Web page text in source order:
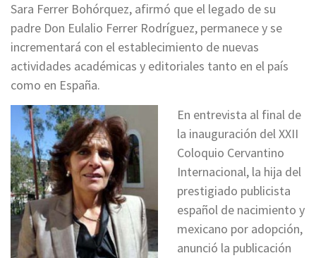
Sara Ferrer Bohórquez, afirmó que el legado de su
padre Don Eulalio Ferrer Rodríguez, permanece y se
incrementará con el establecimiento de nuevas
actividades académicas y editoriales tanto en el país
como en España.
En entrevista al final de
la inauguración del XXII
Coloquio Cervantino
Internacional, la hija del
prestigiado publicista
español de nacimiento y
mexicano por adopción,
anunció la publicación